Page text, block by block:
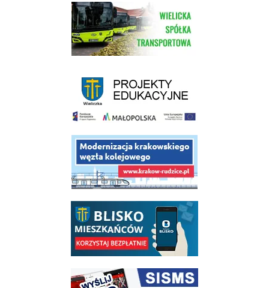
link do strony Wielickiej Spółki Transportowej
link do opisu projektu budowy linii kolejowej Krakow Rudzice
link do opisu aplikacji - BLISKO, Gmina Wieliczka w aplikacji Blisko
link do strony systemu wczesnego ostrzegania mieszkańców SISMS